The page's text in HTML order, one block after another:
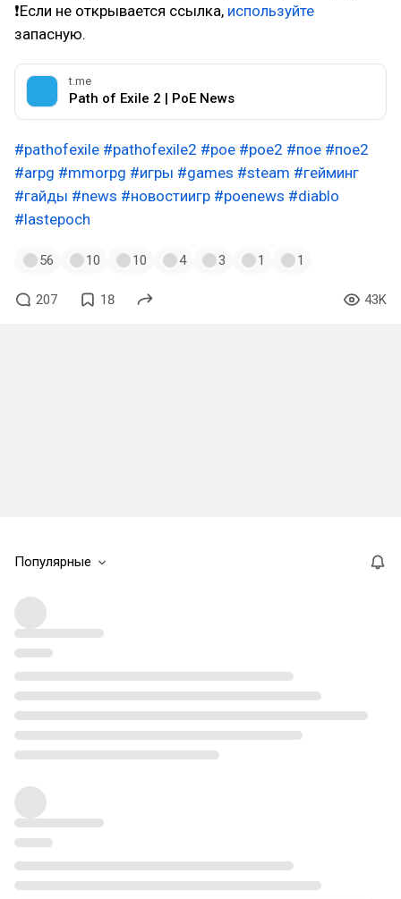
❗Если не открывается ссылка, используйте
запасную.
t.me
Path of Exile 2 | PoE News
#pathofexile #pathofexile2 #poe #poe2 #пое #пое2
#arpg #mmorpg #игры #games #steam #гейминг
#гайды #news #новостиигр #poenews #diablo
#lastepoch
56 10 10 4 3 1 1
207 18 43K
Популярные